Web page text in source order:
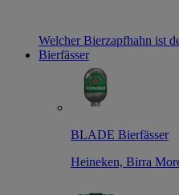
Welcher Bierzapfhahn ist
Bierfässer
BLADE Bierfässer
Heineken, Birra